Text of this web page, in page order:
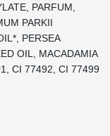
PARFUM,
PARKII
PERSEA
OIL, MACADAMIA
CI 77492, CI 77499